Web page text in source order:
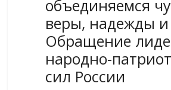
объединяемся
веры, надежды
Обращение
народно-
сил России